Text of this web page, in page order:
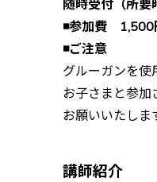
随時受付（所要
◾️参加費 1,500
◾️ご注意
グルーガンを使
お子さまと参加
お願いいたしま
講師紹介